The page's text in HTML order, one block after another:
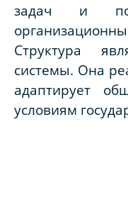
задач и
Структура
системы. Она
адаптирует
условиям